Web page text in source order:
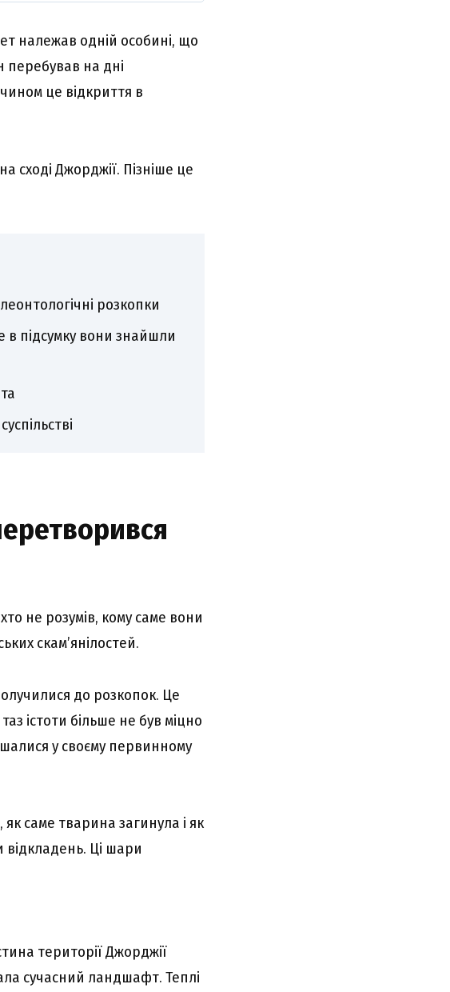
належав одній особині, що
перебував на дні
це відкриття в
сході Джорджії. Пізніше це
розкопки
в підсумку вони знайшли
не розумів, кому саме вони
скам’янілостей.
до розкопок. Це
істоти більше не був міцно
у своєму первинному
саме тварина загинула і як
відкладень. Ці шари
території Джорджії
сучасний ландшафт. Теплі